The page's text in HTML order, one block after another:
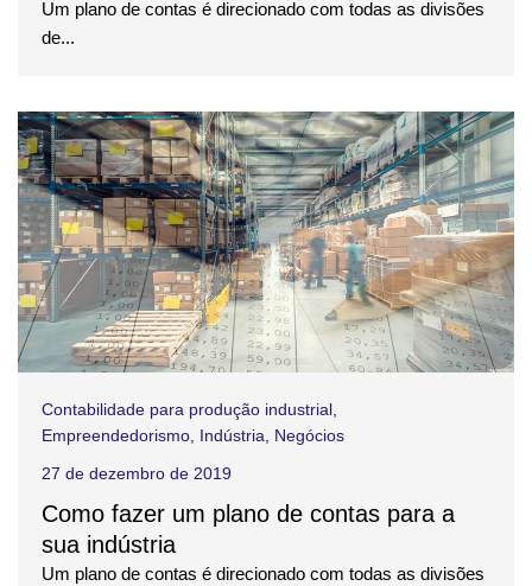
Um plano de contas é direcionado com todas as divisões
de...
Contabilidade para produção industrial,
Empreendedorismo, Indústria, Negócios
27 de dezembro de 2019
Como fazer um plano de contas para a
sua indústria
Um plano de contas é direcionado com todas as divisões